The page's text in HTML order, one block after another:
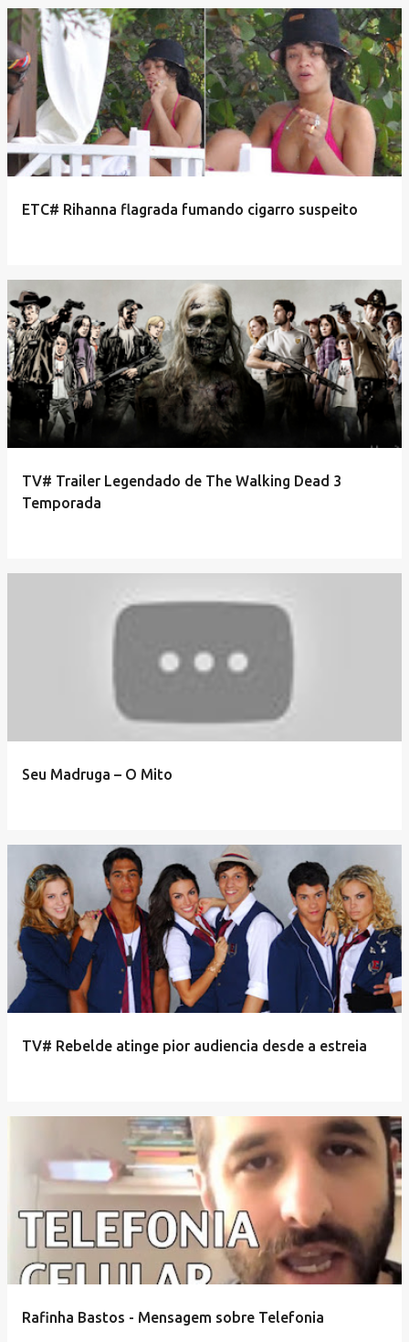
ETC# Rihanna flagrada fumando cigarro suspeito
TV# Trailer Legendado de The Walking Dead 3
Temporada
Seu Madruga – O Mito
TV# Rebelde atinge pior audiencia desde a estreia
Rafinha Bastos - Mensagem sobre Telefonia